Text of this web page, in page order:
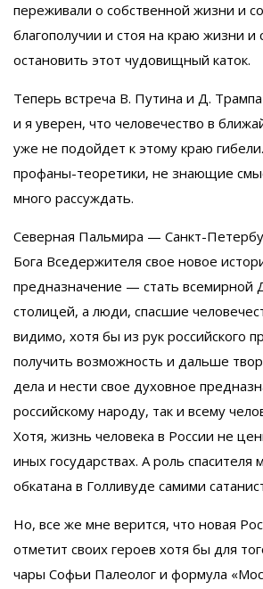
переживали о собственной жизни и
благополучии и стоя на краю жизни и
остановить этот чудовищный каток.
Теперь встреча В. Путина и Д.
и я уверен, что человечество в
уже не подойдет к этому краю
профаны-теоретики, не знающие
много рассуждать.
Северная Пальмира — Санкт-
Бога Вседержителя свое новое
предназначение — стать всемирной
столицей, а люди, спасшие
видимо, хотя бы из рук российского
получить возможность и дальше
дела и нести свое духовное
российскому народу, так и всему
Хотя, жизнь человека в России не
иных государствах. А роль спасителя
обкатана в Голливуде самими
Но, все же мне верится, что новая
отметит своих героев хотя бы для
чары Софьи Палеолог и формула